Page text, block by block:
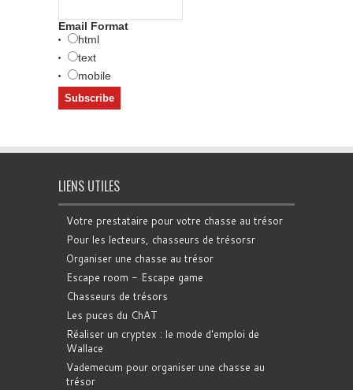
Email Format
html
text
mobile
LIENS UTILES
Votre prestataire pour votre chasse au trésor
Pour les lecteurs, chasseurs de trésorsr
Organiser une chasse au trésor
Escape room - Escape game
Chasseurs de trésors
Les puces du ChAT
Réaliser un cryptex : le mode d'emploi de
Wallace
Vademecum pour organiser une chasse au
trésor